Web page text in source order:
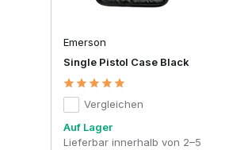
und kleinesWerkzeugganz
nicht nur eine praktische
Transport einer Airsoft-Pistole,
übersichtliche Aufbewahrung des
man während eines Skirm oder
Pistolenhalfter gibt es?
Emerson
Single Pistol Case Black
Vergleichen
Auf Lager
Lieferbar innerhalb von 2–5